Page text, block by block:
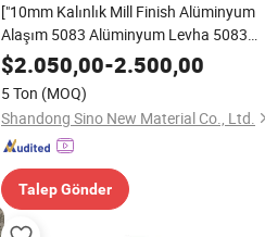
["10mm Kalınlık Mill Finish Alüminyum
Alaşım 5083 Alüminyum Levha 5083
H111 Gemiler için Kaynaklı Parçalar
için"]
$2.050,00-2.500,00
5 Ton (MOQ)
Shandong Sino New Material Co., Ltd.
Talep Gönder